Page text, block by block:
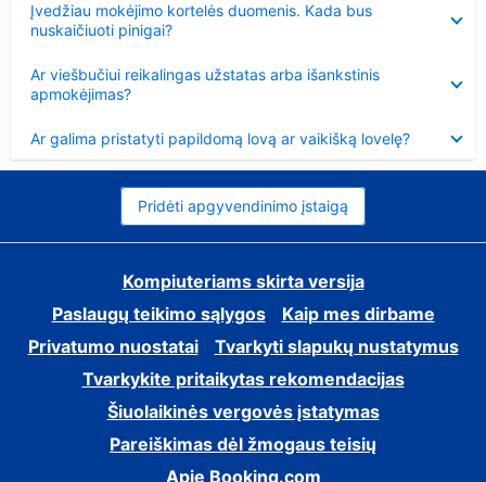
Įvedžiau mokėjimo kortelės duomenis. Kada bus
nuskaičiuoti pinigai?
Ar viešbučiui reikalingas užstatas arba išankstinis
apmokėjimas?
Ar galima pristatyti papildomą lovą ar vaikišką lovelę?
Pridėti apgyvendinimo įstaigą
Kompiuteriams skirta versija
Paslaugų teikimo sąlygos
Kaip mes dirbame
Privatumo nuostatai
Tvarkyti slapukų nustatymus
Tvarkykite pritaikytas rekomendacijas
Šiuolaikinės vergovės įstatymas
Pareiškimas dėl žmogaus teisių
Apie Booking.com